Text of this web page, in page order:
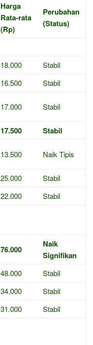
Harga
Rata-rata
(Rp)
Perubahan
(Status)
18.000
Stabil
16.500
Stabil
17.000 Stabil
17.500 Stabil
13.500 Naik Tipis
25.000
Stabil
22.000 Stabil
76.000
Naik
Signifikan
48.000
Stabil
34.000
Stabil
31.000 Stabil